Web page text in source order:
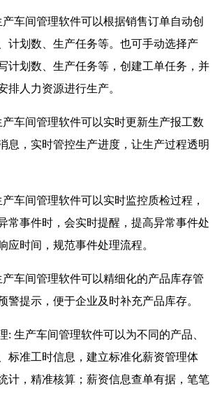
车间管理软件可以根据销售订单自动创
计划数、生产任务等。也可手动选择产
计划数、生产任务等，创建工单任务，并
排人力资源进行生产。
车间管理软件可以实时更新生产报工数
息，实时管控生产进度，让生产过程透明
车间管理软件可以实时监控质检过程，
常事件时，会实时提醒，提高异常事件处
应时间，规范事件处理流程。
产车间管理软件可以精细化的产品库存管
警提示，便于企业及时补充产品库存。
: 生产车间管理软件可以为不同的产品、
标准工时信息，建立标准化薪资管理体
计，精准核算；薪资信息查单有据，笔笔